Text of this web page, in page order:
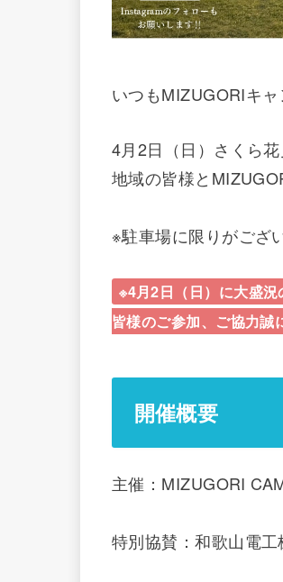
いつもMIZUGORIキ
4月2日（日）さくら
地域の皆様と
※駐車場に限りがござ
※4月2日（日）に大盛況
皆様のご参加、ご協力誠
開催概要
主催：MIZUGORI
特別協賛：和歌山電